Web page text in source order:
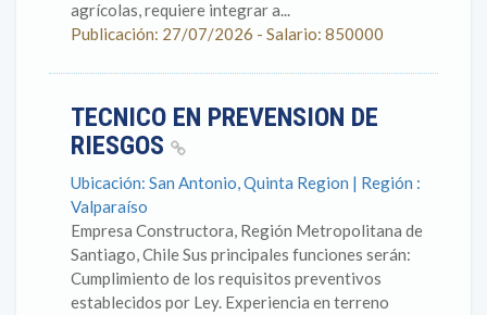
agrícolas, requiere integrar a...
Publicación: 27/07/2026 - Salario: 850000
TECNICO EN PREVENSION DE
RIESGOS
Ubicación: San Antonio, Quinta Region | Región :
Valparaíso
Empresa Constructora, Región Metropolitana de
Santiago, Chile Sus principales funciones serán:
Cumplimiento de los requisitos preventivos
establecidos por Ley. Experiencia en terreno